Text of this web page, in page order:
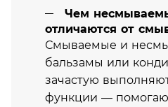
Чем
отличаются от
Смываемые и
бальзамы или
зачастую
функции —